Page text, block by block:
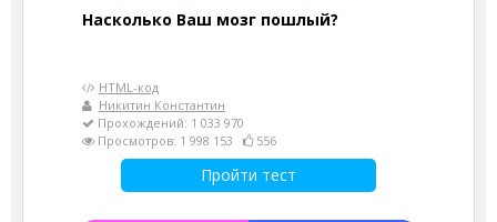
Насколько Ваш мозг пошлый?
HTML-код
Никитин Константин
Прохождений: 1 033 970
Просмотров: 1 998 153
556
Пройти тест